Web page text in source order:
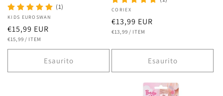
(1)
Fornitore:
KIDS EUROSWAN
Prezzo
di
listino
€15,99 EUR
PREZZO
€15,99 / PER
ITEM
Esaurito
Fornitore:
CORIEX
Prezzo
di
€13,99 EUR
PREZZO
€13,99 / PER
ITEM
Esaurito